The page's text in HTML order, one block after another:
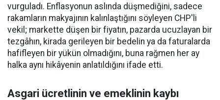
vurguladı. Enflasyonun aslında düşmediğini, sadece
rakamların makyajının kalınlaştığını söyleyen CHP'li
vekil; markette düşen bir fiyatın, pazarda ucuzlayan bir
tezgâhın, kirada gerileyen bir bedelin ya da faturalarda
hafifleyen bir yükün olmadığını, buna rağmen her ay
halka aynı hikâyenin anlatıldığını ifade etti.
Asgari ücretlinin ve emeklinin kaybı